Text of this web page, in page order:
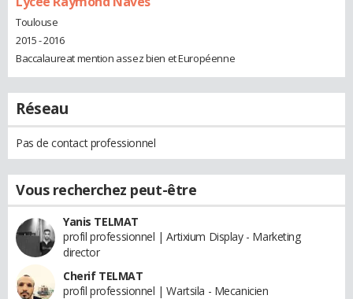
Toulouse
2015 - 2016
Baccalaureat mention assez bien et Européenne
Réseau
Pas de contact professionnel
Vous recherchez peut-être
Yanis TELMAT
profil professionnel | Artixium Display - Marketing
director
Cherif TELMAT
profil professionnel | Wartsila - Mecanicien